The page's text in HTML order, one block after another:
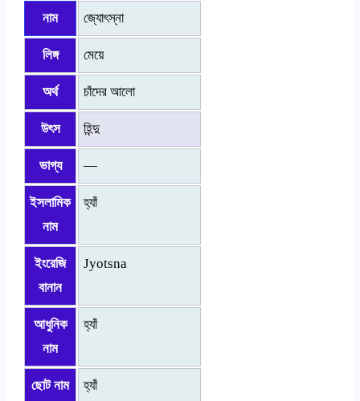
নাম জ্যোৎস্না
লিঙ্গ মেয়ে
অর্থ চাঁদের আলো
উৎস হিন্দু
ভাগ্য —
ইসলামিক
নাম
হ্যাঁ
ইংরেজি
বানান
Jyotsna
আধুনিক
নাম
হ্যাঁ
ছোট নাম হ্যাঁ